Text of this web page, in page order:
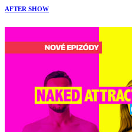
AFTER SHOW